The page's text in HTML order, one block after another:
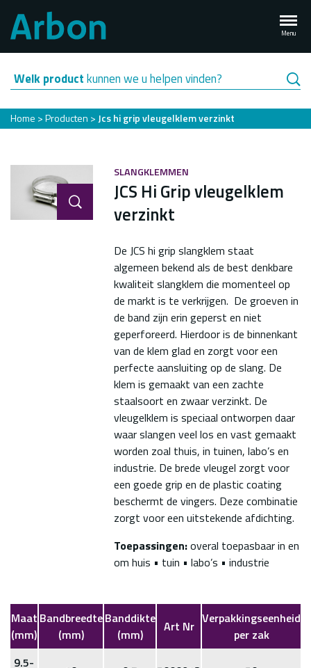
naar
de
inhoud
gaan
Menu
Welk productkunnen we u helpen vinden?
Kruimelpad
Home Producten Jcs hi grip vleugelklem verzinkt
SLANGKLEMMEN
JCS Hi Grip vleugelklem
verzinkt
De JCS hi grip slangklem staat
algemeen bekend als de best denkbare
kwaliteit slangklem die momenteel op
de markt is te verkrijgen. De groeven in
de band zijn erin geperst en niet
geperforeerd. Hierdoor is de binnenkant
van de klem glad en zorgt voor een
perfecte aansluiting op de slang. De
klem is gemaakt van een zachte
staalsoort en zwaar verzinkt. De
vleugelklem is speciaal ontworpen daar
waar slangen veel los en vast gemaakt
worden zoal thuis, in tuinen, labo’s en
industrie. De brede vleugel zorgt voor
een goede grip en de plastic coating
beschermt de vingers. Deze combinatie
zorgt voor een uitstekende afdichting.
Toepassingen:overal toepasbaar in en
om huis • tuin • labo’s • industrie
Maat
(mm)
Bandbreedte
(mm)
Banddikte
(mm)
Art Nr Verpakkingseenheid
per zak
9.5-